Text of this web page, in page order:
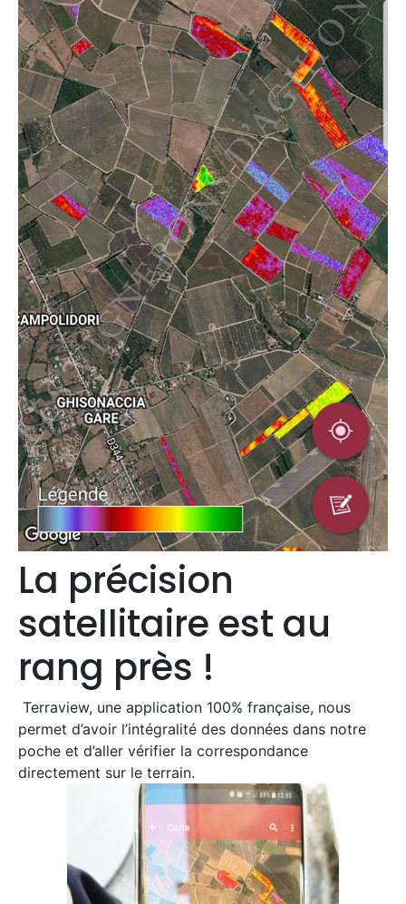
La précision
satellitaire est au
rang près !
Terraview, une application 100% française, nous
permet d’avoir l’intégralité des données dans notre
poche et d’aller vérifier la correspondance
directement sur le terrain.